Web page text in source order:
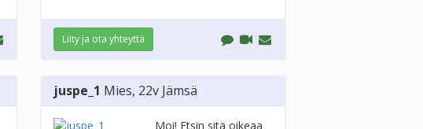
Liity ja ota yhteyttä
juspe_1 Mies, 22v Jämsä
Moi! Etsin sitä oikeaa